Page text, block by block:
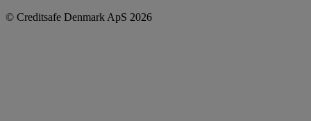
© Creditsafe Denmark ApS 2026